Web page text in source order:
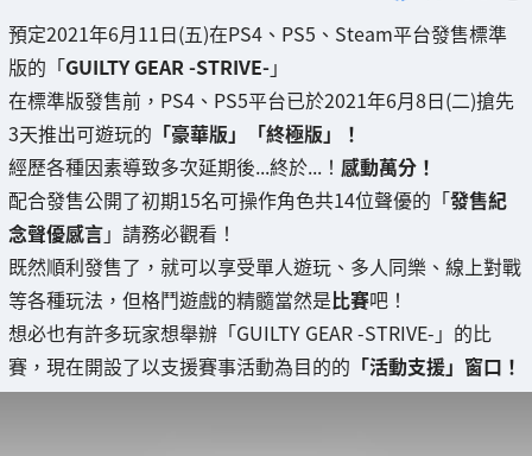
預定2021年6月11日(五)在PS4、PS5、Steam平台發售標準
版的「GUILTY GEAR -STRIVE-」
在標準版發售前，PS4、PS5平台已於2021年6月8日(二)搶先
3天推出可遊玩的 「豪華版」「終極版」！
經歷各種因素導致多次延期後...終於...！ 感動萬分！
配合發售公開了初期15名可操作角色共14位聲優的「發售紀
念聲優感言」請務必觀看！
既然順利發售了，就可以享受單人遊玩、多人同樂、線上對戰
等各種玩法，但格鬥遊戲的精髓當然是比賽吧！
想必也有許多玩家想舉辦「GUILTY GEAR -STRIVE-」的比
賽，現在開設了以支援賽事活動為目的的 「活動支援」窗口！